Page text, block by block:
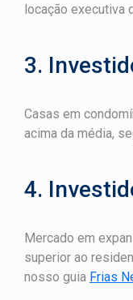
locação executiva
3.
Casas em
acima da média,
4.
Mercado em
superior ao
nosso guia Frias